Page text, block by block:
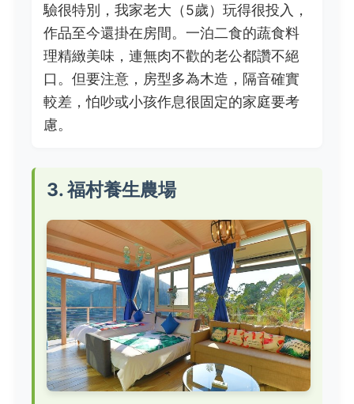
驗很特別，我家老大（5歲）玩得很投入，
作品至今還掛在房間。一泊二食的蔬食料
理精緻美味，連無肉不歡的老公都讚不絕
口。但要注意，房型多為木造，隔音確實
較差，怕吵或小孩作息很固定的家庭要考
慮。
3. 福村養生農場